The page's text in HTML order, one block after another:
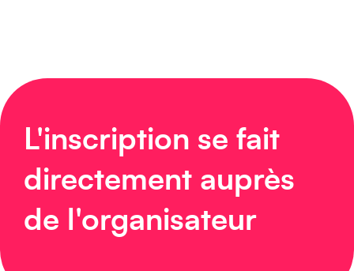
L'inscription se fait
directement auprès
de l'organisateur
Asie
Caraïbes